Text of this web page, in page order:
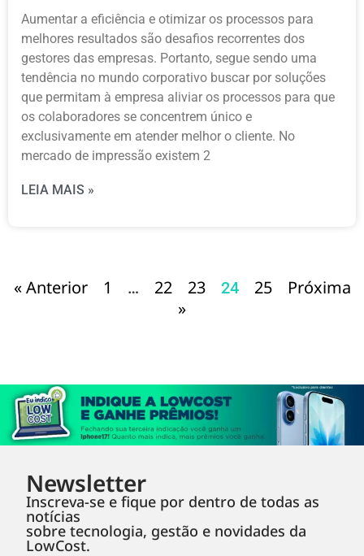
Aumentar a eficiência e otimizar os processos para
melhores resultados são desafios recorrentes dos
gestores das empresas. Portanto, segue sendo uma
tendência no mundo corporativo buscar por soluções
que permitam à empresa aliviar os processos para que
os colaboradores se concentrem único e
exclusivamente em atender melhor o cliente. No
mercado de impressão existem 2
LEIA MAIS »
« Anterior 1 … 22 23 24 25
Próxima
»
Newsletter
Inscreva-se e fique por dentro de todas as
notícias
sobre tecnologia, gestão e novidades da
LowCost.